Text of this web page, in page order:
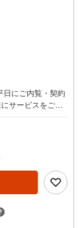
日にご内覧・契約
サービスをご用
頂きましたら営
＼本物件の他に
不動産情報が共
他隣接エリアで
売 久屋大通営業
歩1分、名城線
定休日無し） 上